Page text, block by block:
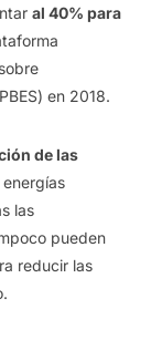
al 40% para
en 2018.
de las
las
pueden
reducir las